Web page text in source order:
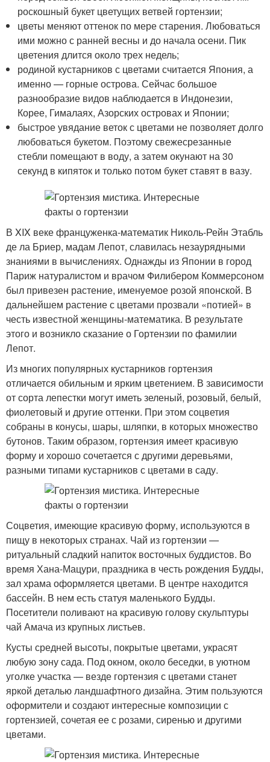
роскошный букет цветущих ветвей гортензии;
цветы меняют оттенок по мере старения. Любоваться
ими можно с ранней весны и до начала осени. Пик
цветения длится около трех недель;
родиной кустарников с цветами считается Япония, а
именно — горные острова. Сейчас большое
разнообразие видов наблюдается в Индонезии,
Корее, Гималаях, Азорских островах и Японии;
быстрое увядание веток с цветами не позволяет долго
любоваться букетом. Поэтому свежесрезанные
стебли помещают в воду, а затем окунают на 30
секунд в кипяток и только потом букет ставят в вазу.
В XIX веке француженка-математик Николь-Рейн Этабль
де ла Бриер, мадам Лепот, славилась незаурядными
знаниями в вычислениях. Однажды из Японии в город
Париж натуралистом и врачом Филибером Коммерсоном
был привезен растение, именуемое розой японской. В
дальнейшем растение с цветами прозвали «потией» в
честь известной женщины-математика. В результате
этого и возникло сказание о Гортензии по фамилии
Лепот.
Из многих популярных кустарников гортензия
отличается обильным и ярким цветением. В зависимости
от сорта лепестки могут иметь зеленый, розовый, белый,
фиолетовый и другие оттенки. При этом соцветия
собраны в конусы, шары, шляпки, в которых множество
бутонов. Таким образом, гортензия имеет красивую
форму и хорошо сочетается с другими деревьями,
разными типами кустарников с цветами в саду.
Соцветия, имеющие красивую форму, используются в
пищу в некоторых странах. Чай из гортензии —
ритуальный сладкий напиток восточных буддистов. Во
время Хана-Мацури, праздника в честь рождения Будды,
зал храма оформляется цветами. В центре находится
бассейн. В нем есть статуя маленького Будды.
Посетители поливают на красивую голову скульптуры
чай Амача из крупных листьев.
Кусты средней высоты, покрытые цветами, украсят
любую зону сада. Под окном, около беседки, в уютном
уголке участка — везде гортензия с цветами станет
яркой деталью ландшафтного дизайна. Этим пользуются
оформители и создают интересные композиции с
гортензией, сочетая ее с розами, сиренью и другими
цветами.